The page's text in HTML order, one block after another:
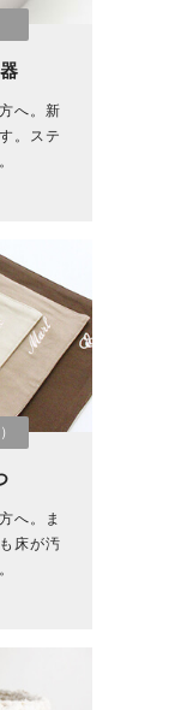
へ。新
。ステ
へ。ま
床が汚